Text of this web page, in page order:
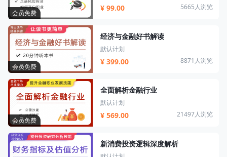
会员免费
¥ 99.00 5665人浏览
会员免费
经济与金融好书解读
默认计划
¥ 399.00 8871人浏览
会员免费
全面解析金融行业
默认计划
¥ 569.00 21497人浏览
新消费投资逻辑深度解析